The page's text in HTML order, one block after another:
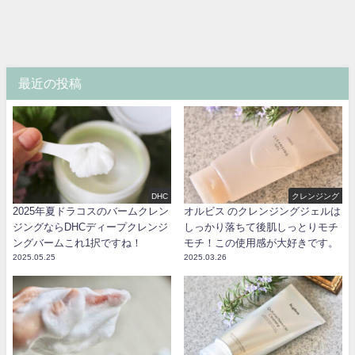
最近の投稿
DHC
2025年夏ドラコスのバームクレン
ジングならDHCディープクレンジ
ングバームこれ1択ですね！
2025.05.25
クレンジング
オルビス のクレンジングジェルは
しっかり落ちて後肌しっとりモチ
モチ！この使用感が大好きです。
2025.03.26